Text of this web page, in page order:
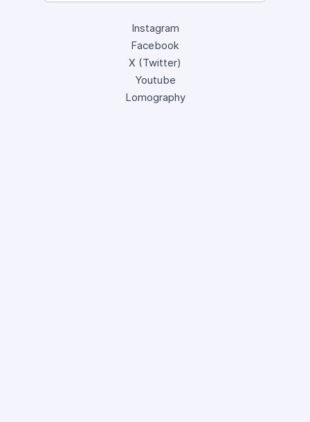
Instagram
Facebook
X (Twitter)
Youtube
Lomography